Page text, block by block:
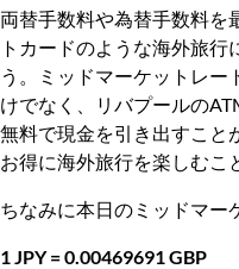
両替手数料や為替手数料を
トカードのような海外旅行
う。ミッドマーケットレ
けでなく、リバプールの
無料で現金を引き出すこと
お得に海外旅行を楽しむこ
ちなみに本日のミッドマー
1 JPY = 0.00469691 GBP